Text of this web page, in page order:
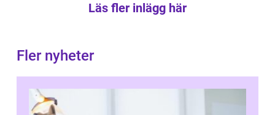
Läs fler inlägg här
Fler nyheter